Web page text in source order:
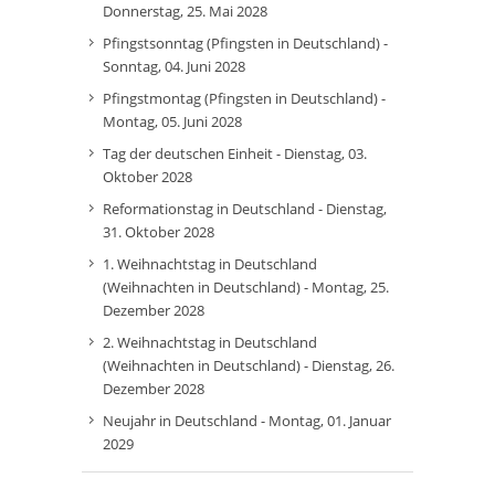
Donnerstag, 25. Mai 2028
Pfingstsonntag (Pfingsten in Deutschland) -
Sonntag, 04. Juni 2028
Pfingstmontag (Pfingsten in Deutschland) -
Montag, 05. Juni 2028
Tag der deutschen Einheit - Dienstag, 03.
Oktober 2028
Reformationstag in Deutschland - Dienstag,
31. Oktober 2028
1. Weihnachtstag in Deutschland
(Weihnachten in Deutschland) - Montag, 25.
Dezember 2028
2. Weihnachtstag in Deutschland
(Weihnachten in Deutschland) - Dienstag, 26.
Dezember 2028
Neujahr in Deutschland - Montag, 01. Januar
2029